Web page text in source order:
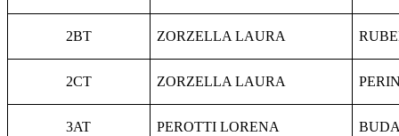
2BT ZORZELLA LAURA
2CT ZORZELLA LAURA
3AT PEROTTI LORENA